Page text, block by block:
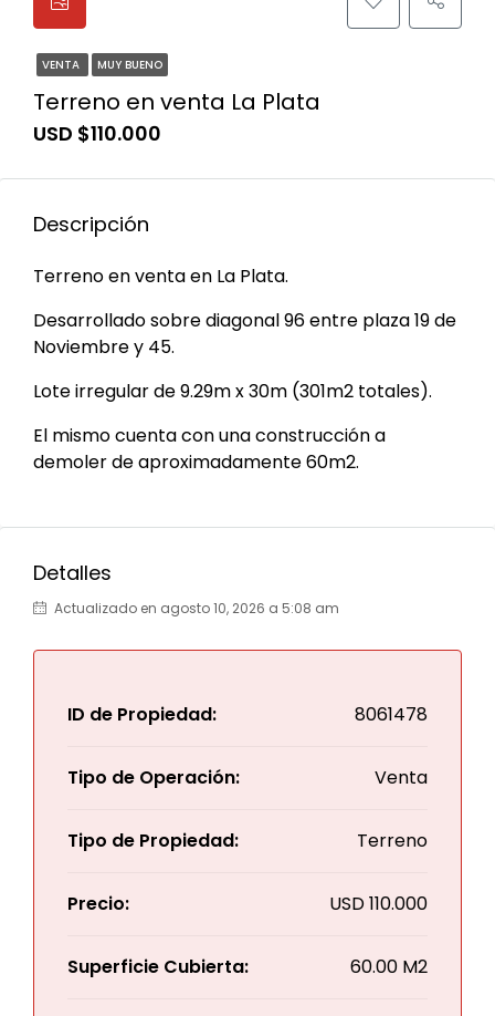
VENTA MUY BUENO
Terreno en venta La Plata
USD $110.000
Descripción
Terreno en venta en La Plata.
Desarrollado sobre diagonal 96 entre plaza 19 de
Noviembre y 45.
Lote irregular de 9.29m x 30m (301m2 totales).
El mismo cuenta con una construcción a
demoler de aproximadamente 60m2.
Detalles
Actualizado en agosto 10, 2026 a 5:08 am
ID de Propiedad: 8061478
Tipo de Operación: Venta
Tipo de Propiedad: Terreno
Precio: USD110.000
Superficie Cubierta: 60.00 M2